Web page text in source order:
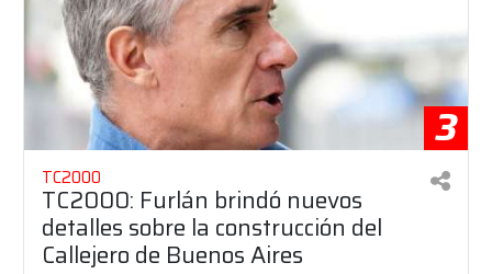
3
TC2000
TC2000: Furlán brindó nuevos
detalles sobre la construcción del
Callejero de Buenos Aires